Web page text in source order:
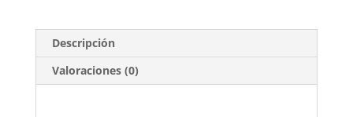
Descripción
Valoraciones (0)